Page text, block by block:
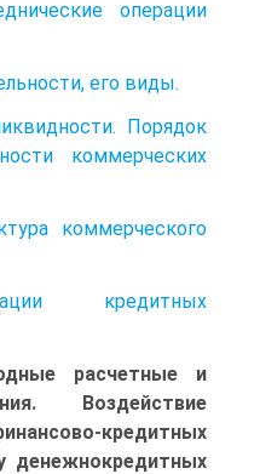
операции
его виды.
Порядок
коммерческих
коммерческого
кредитных
расчетные и
Воздействие
кредитных
денежнокредитных